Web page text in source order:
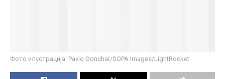
Фото илустрација: Pavlo Gonchar/SOPA Images/LightRocket